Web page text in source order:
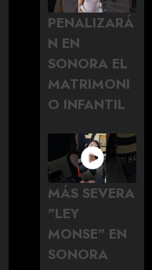
PENALIZARÁ
N EN
SONORA EL
MATRIMONI
O INFANTIL
MÁS SEVERA
"LEY
MONSE" EN
SONORA